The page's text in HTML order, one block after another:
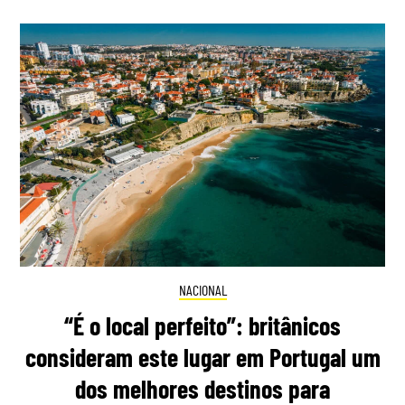
NACIONAL
“É o local perfeito”: britânicos
consideram este lugar em Portugal um
dos melhores destinos para